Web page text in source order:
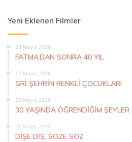
Yeni Eklenen Filmler
23 Mayıs 2026
FATMA’DAN SONRA 40 YIL
22 Mayıs 2026
GRİ ŞEHRİN RENKLİ ÇOCUKLARI
22 Mayıs 2026
30 YAŞINDA ÖĞRENDİĞİM ŞEYLER
21 Mayıs 2026
DİŞE DİŞ, SÖZE SÖZ